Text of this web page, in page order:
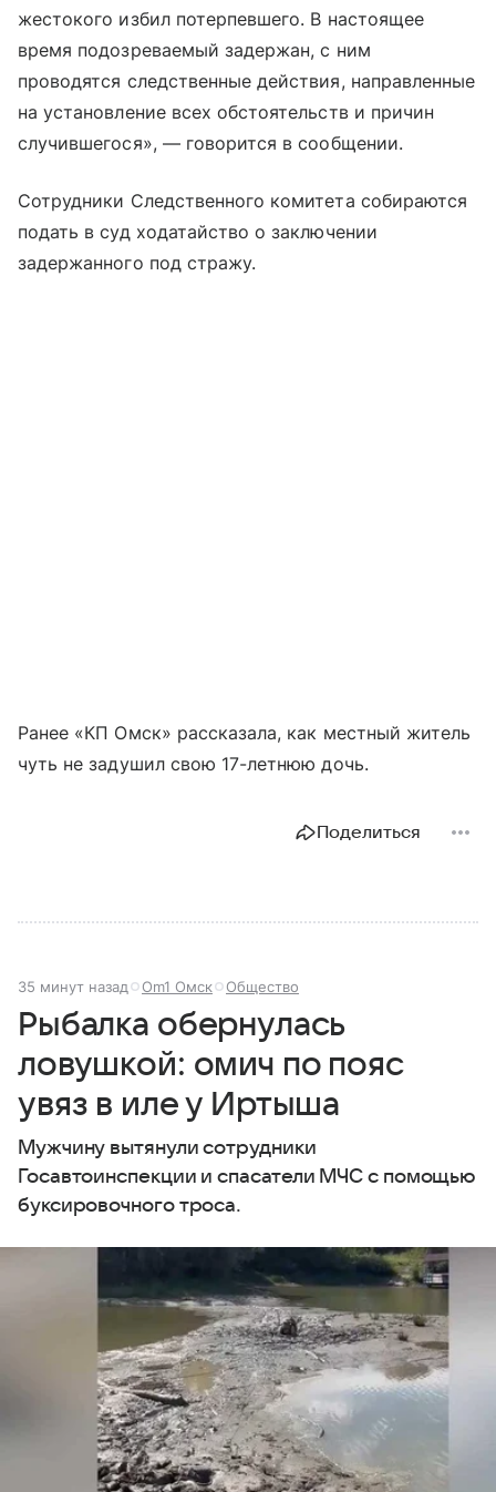
жестокого избил потерпевшего. В настоящее
время подозреваемый задержан, с ним
проводятся следственные действия, направленные
на установление всех обстоятельств и причин
случившегося», — говорится в сообщении.
Сотрудники Следственного комитета собираются
подать в суд ходатайство о заключении
задержанного под стражу.
Ранее «КП Омск» рассказала, как местный житель
чуть не задушил свою 17-летнюю дочь.
Поделиться
35 минут назад Om1 Омск Общество
Рыбалка обернулась
ловушкой: омич по пояс
увяз в иле у Иртыша
Мужчину вытянули сотрудники
Госавтоинспекции и спасатели МЧС с помощью
буксировочного троса.